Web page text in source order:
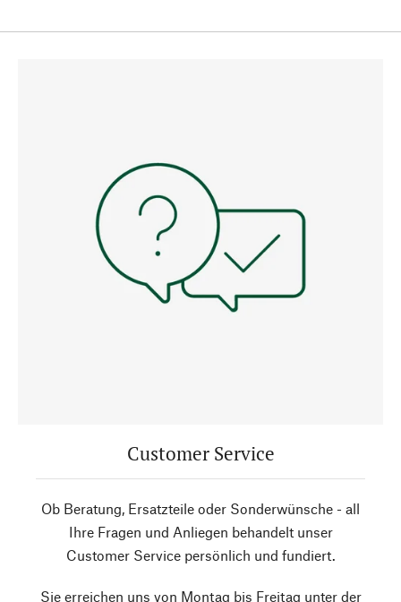
Customer Service
Ob Beratung, Ersatzteile oder Sonderwünsche - all
Ihre Fragen und Anliegen behandelt unser
Customer Service persönlich und fundiert.
Sie erreichen uns von Montag bis Freitag unter der